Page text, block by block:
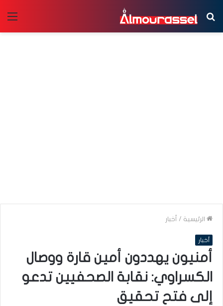
بحث
عن
الرئيسية / أخبار
أخبار
أمنيون يهددون أمين قارة ووصال
الكسراوي: نقابة الصحفيين تدعو
إلى فتح تحقيق